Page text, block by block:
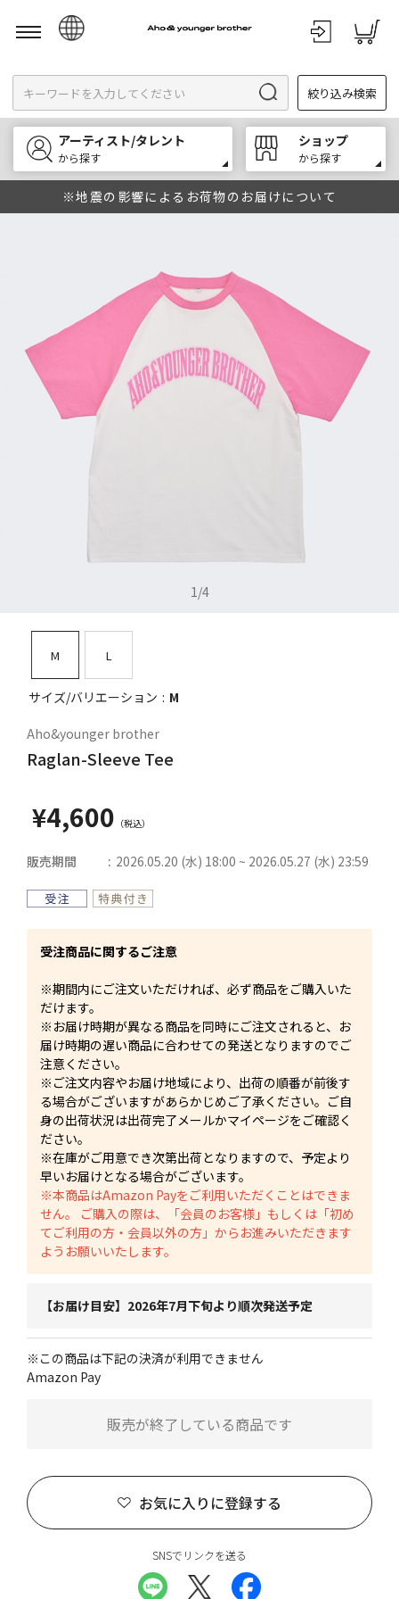
English
한국어
中文
絞り込み検索
アーティスト/タレント
から探す
ショップ
から探す
※地震の影響によるお荷物のお届けについて
1/4
M L
サイズ/バリエーション M
Aho&younger brother
Raglan-Sleeve Tee
¥4,600
販売期間 2026.05.20 (水) 18:00 ~ 2026.05.27 (水) 23:59
受注商品に関するご注意
※期間内にご注文いただければ、必ず商品をご購入いた
だけます。
※お届け時期が異なる商品を同時にご注文されると、お
届け時期の遅い商品に合わせての発送となりますのでご
注意ください。
※ご注文内容やお届け地域により、出荷の順番が前後す
る場合がございますがあらかじめご了承ください。ご自
身の出荷状況は出荷完了メールかマイページをご確認く
ださい。
※在庫がご用意でき次第出荷となりますので、予定より
早いお届けとなる場合がございます。
※本商品はAmazon Payをご利用いただくことはできま
せん。 ご購入の際は、「会員のお客様」もしくは「初め
てご利用の方・会員以外の方」からお進みいただきます
ようお願いいたします。
【お届け目安】2026年7月下旬より順次発送予定
※この商品は下記の決済が利用できません
Amazon Pay
お気に入りに登録する
販売が終了している商品です
SNSでリンクを送る